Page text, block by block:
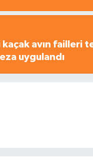
kaçak avın failleri
uygulandı